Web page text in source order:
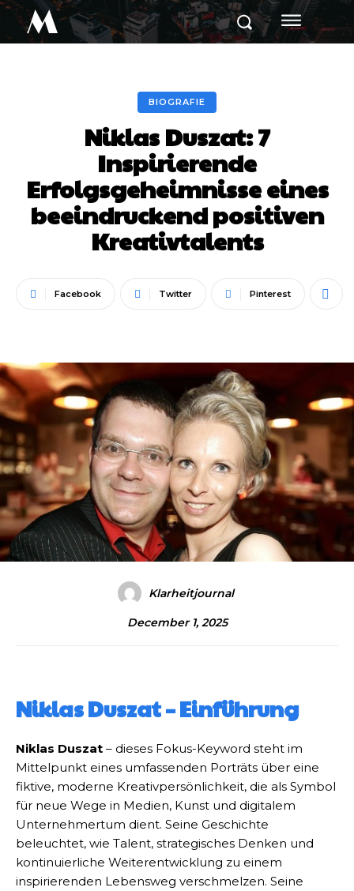
M
BIOGRAFIE
Niklas Duszat: 7
Inspirierende
Erfolgsgeheimnisse eines
beeindruckend positiven
Kreativtalents
Facebook Twitter Pinterest
Klarheitjournal
December 1, 2025
Niklas Duszat – Einführung
Niklas Duszat – dieses Fokus-Keyword steht im
Mittelpunkt eines umfassenden Porträts über eine
fiktive, moderne Kreativpersönlichkeit, die als Symbol
für neue Wege in Medien, Kunst und digitalem
Unternehmertum dient. Seine Geschichte
beleuchtet, wie Talent, strategisches Denken und
kontinuierliche Weiterentwicklung zu einem
inspirierenden Lebensweg verschmelzen. Seine